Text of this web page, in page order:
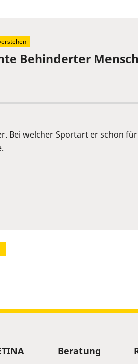
Behinderter
Bei welcher Sportart er schon
Beratung